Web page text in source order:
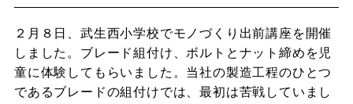
２月８日、武生西小学校でモノづくり出前講座を開催
しました。ブレード組付け、ボルトとナット締めを児
童に体験してもらいました。当社の製造工程のひとつ
であるブレードの組付けでは、最初は苦戦していまし